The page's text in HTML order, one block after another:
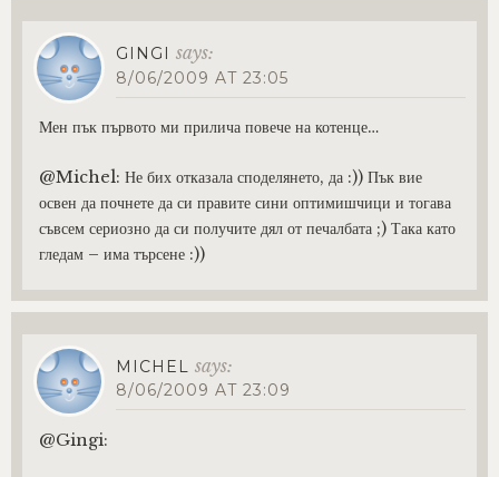
GINGI says:
8/06/2009 AT 23:05
Мен пък първото ми прилича повече на котенце…
@Michel: Не бих отказала споделянето, да :)) Пък вие
освен да почнете да си правите сини оптимишчици и тогава
съвсем сериозно да си получите дял от печалбата ;) Така като
гледам – има търсене :))
MICHEL says:
8/06/2009 AT 23:09
@Gingi: